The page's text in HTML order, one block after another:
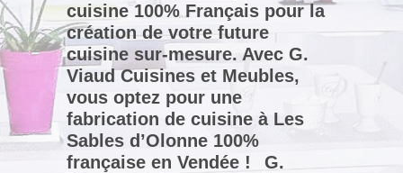
cuisine 100% Français pour la
création de votre future
cuisine sur-mesure. Avec G.
Viaud Cuisines et Meubles,
vous optez pour une
fabrication de cuisine à Les
Sables d’Olonne 100%
française en Vendée !
G.